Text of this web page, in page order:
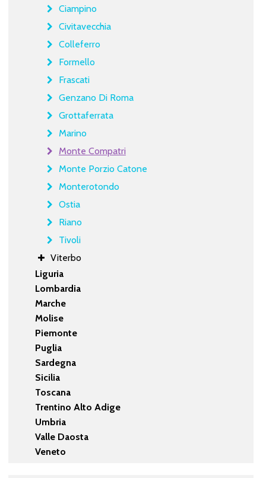
Ciampino
Civitavecchia
Colleferro
Formello
Frascati
Genzano Di Roma
Grottaferrata
Marino
Monte Compatri
Monte Porzio Catone
Monterotondo
Ostia
Riano
Tivoli
Viterbo
Liguria
Lombardia
Marche
Molise
Piemonte
Puglia
Sardegna
Sicilia
Toscana
Trentino Alto Adige
Umbria
Valle Daosta
Veneto